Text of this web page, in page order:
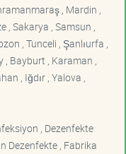
, Mardin ,
, Sakarya , Samsun ,
, Tunceli , Şanlıurfa ,
Bayburt , Karaman ,
, Iğdır , Yalova ,
, Dezenfekte
Dezenfekte , Fabrika